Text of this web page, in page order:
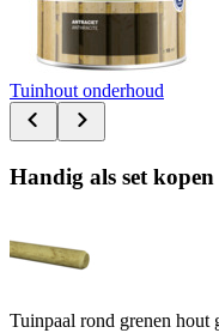
Tuinhout onderhoud
Handig als set kopen
Tuinpaal rond grenen hout